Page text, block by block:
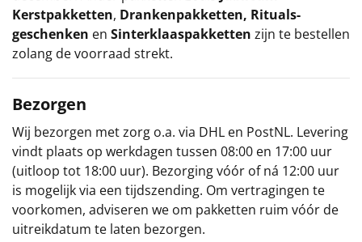
Kerstpakketten, Drankenpakketten, Rituals-
geschenken en Sinterklaaspakketten zijn te bestellen
zolang de voorraad strekt.
Bezorgen
Wij bezorgen met zorg o.a. via DHL en PostNL. Levering
vindt plaats op werkdagen tussen 08:00 en 17:00 uur
(uitloop tot 18:00 uur). Bezorging vóór of ná 12:00 uur
is mogelijk via een tijdszending. Om vertragingen te
voorkomen, adviseren we om pakketten ruim vóór de
uitreikdatum te laten bezorgen.